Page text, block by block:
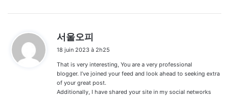
서울오피
t
:
18 juin 2023 à 2h25
That is very interesting, You are a very professional
blogger. I’ve joined your feed and look ahead to seeking extra
of your great post.
Additionally, I have shared your site in my social networks